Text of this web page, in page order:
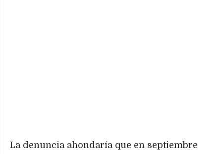
La denuncia ahondaría que en septiembre